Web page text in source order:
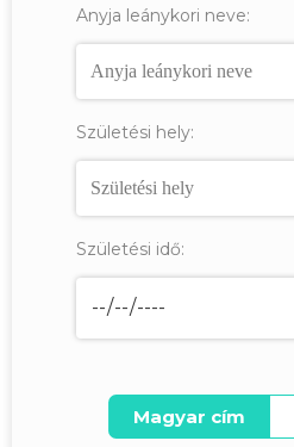
Anyja leánykori neve:
Születési hely:
Születési idő:
Magyar cím